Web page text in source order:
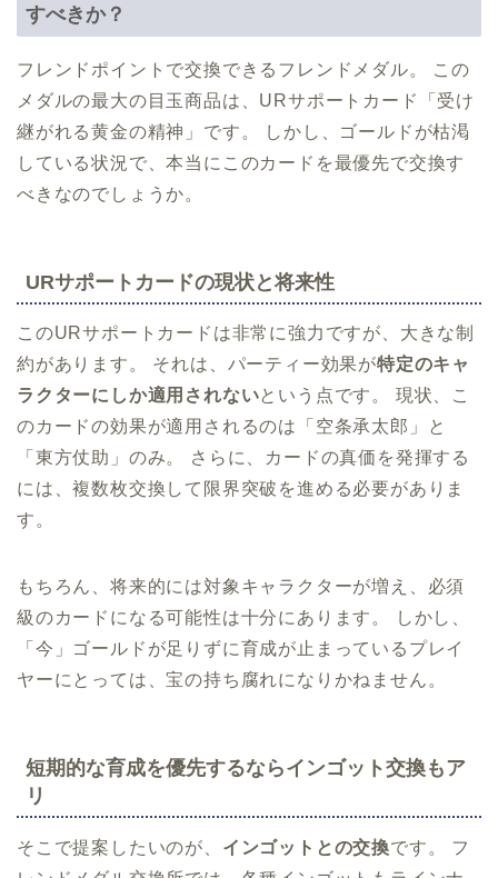
すべきか？
フレンドポイントで交換できるフレンドメダル。 この
メダルの最大の目玉商品は、URサポートカード「受け
継がれる黄金の精神」です。 しかし、ゴールドが枯渇
している状況で、本当にこのカードを最優先で交換す
べきなのでしょうか。
URサポートカードの現状と将来性
このURサポートカードは非常に強力ですが、大きな制
約があります。 それは、パーティー効果が特定のキャ
ラクターにしか適用されないという点です。 現状、こ
のカードの効果が適用されるのは「空条承太郎」と
「東方仗助」のみ。 さらに、カードの真価を発揮する
には、複数枚交換して限界突破を進める必要がありま
す。
もちろん、将来的には対象キャラクターが増え、必須
級のカードになる可能性は十分にあります。 しかし、
「今」ゴールドが足りずに育成が止まっているプレイ
ヤーにとっては、宝の持ち腐れになりかねません。
短期的な育成を優先するならインゴット交換もア
リ
そこで提案したいのが、 インゴットとの交換です。 フ